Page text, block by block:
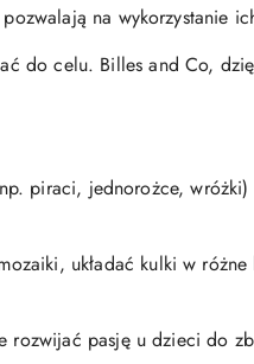
na wykorzystanie
do celu. Billes and Co,
piraci, jednorożce,
układać kulki w różne
rozwijać pasję u dzieci do